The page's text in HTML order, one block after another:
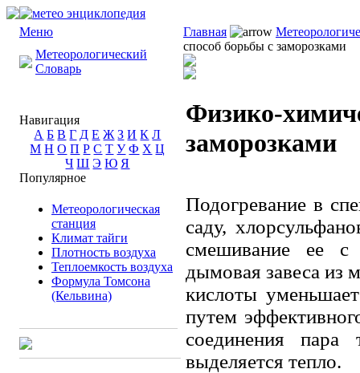
Меню
Метеорологический
Словарь
Навигация
А Б В Г Д Е Ж З И К Л
М Н О П Р С Т У Ф Х Ц
Ч Ш Э Ю Я
Популярное
Метеорологическая
станция
Климат тайги
Плотность воздуха
Теплоемкость воздуха
Формула Томсона
(Кельвина)
Главная
способ борьбы с заморозками
Физико-
заморозками
Подогревание в
саду,
смешивание ее с
дымовая завеса из
кислоты
путем
соединения
выделяется тепло.